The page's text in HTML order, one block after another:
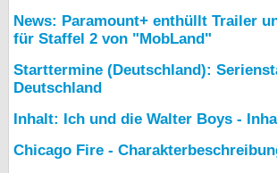
News: Paramount+ enthüllt Trailer
für Staffel 2 von "MobLand"
Starttermine (Deutschland):
Deutschland
Inhalt: Ich und die Walter Boys -
Chicago Fire -
Kontakt
Datenschutz
Cookie-